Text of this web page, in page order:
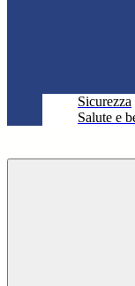
Sicurezza
Salute e